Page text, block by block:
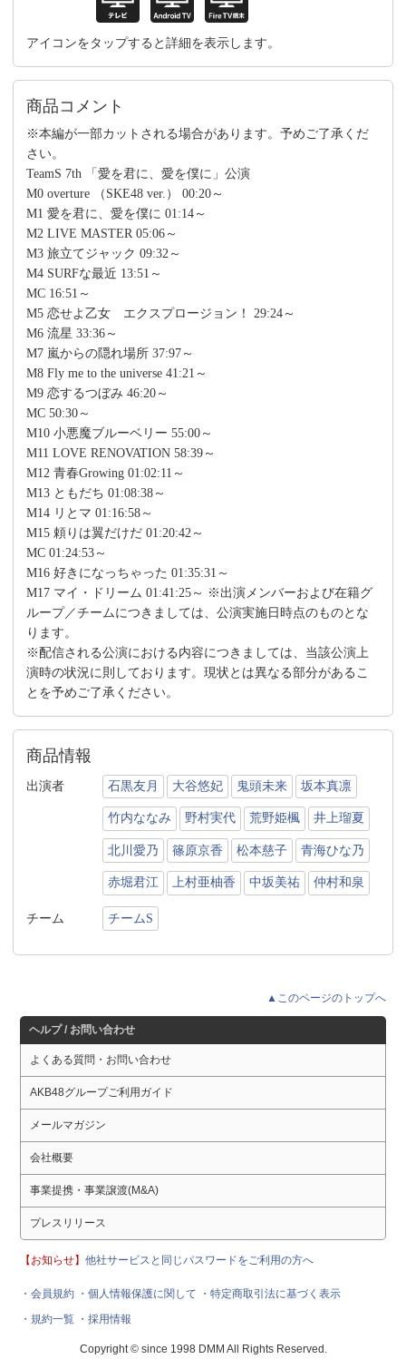
アイコンをタップすると詳細を表示します。
商品コメント
※本編が一部カットされる場合があります。予めご了承くだ
さい。
TeamS 7th 「愛を君に、愛を僕に」公演
M0 overture （SKE48 ver.） 00:20～
M1 愛を君に、愛を僕に 01:14～
M2 LIVE MASTER 05:06～
M3 旅立てジャック 09:32～
M4 SURFな最近 13:51～
MC 16:51～
M5 恋せよ乙女 エクスプロージョン！ 29:24～
M6 流星 33:36～
M7 嵐からの隠れ場所 37:97～
M8 Fly me to the universe 41:21～
M9 恋するつぼみ 46:20～
MC 50:30～
M10 小悪魔ブルーベリー 55:00～
M11 LOVE RENOVATION 58:39～
M12 青春Growing 01:02:11～
M13 ともだち 01:08:38～
M14 リとマ 01:16:58～
M15 頼りは翼だけだ 01:20:42～
MC 01:24:53～
M16 好きになっちゃった 01:35:31～
M17 マイ・ドリーム 01:41:25～ ※出演メンバーおよび在籍グ
ループ／チームにつきましては、公演実施日時点のものとな
ります。
※配信される公演における内容につきましては、当該公演上
演時の状況に則しております。現状とは異なる部分があるこ
とを予めご了承ください。
商品情報
出演者 石黒友月 大谷悠妃 鬼頭未来 坂本真凛
竹内ななみ 野村実代 荒野姫楓 井上瑠夏
北川愛乃 篠原京香 松本慈子 青海ひな乃
赤堀君江 上村亜柚香 中坂美祐 仲村和泉
チーム チームS
▲このページのトップへ
ヘルプ / お問い合わせ
よくある質問・お問い合わせ
AKB48グループご利用ガイド
メールマガジン
会社概要
事業提携・事業譲渡(M&A)
プレスリリース
【お知らせ】他社サービスと同じパスワードをご利用の方へ
・会員規約 ・個人情報保護に関して
・特定商取引法に基づく表示
・規約一覧 ・採用情報
Copyright © since 1998 DMM All Rights Reserved.